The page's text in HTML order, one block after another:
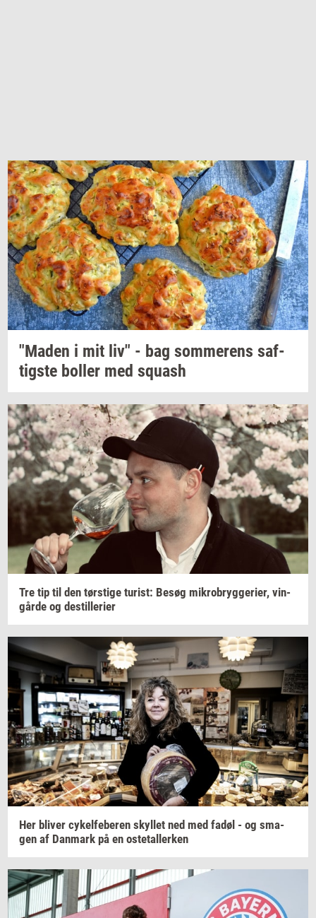
"Maden i mit liv" - bag som­me­rens saf­
tig­ste bol­ler med squash
Tre tip til den tørsti­ge turist: Besøg mi­kro­bryg­ge­ri­er, vin­
går­de og destil­le­ri­er
Her bli­ver cy­kel­fe­be­ren skyl­let ned med fadøl - og sma­
gen af Dan­mark på en oste­tal­ler­ken